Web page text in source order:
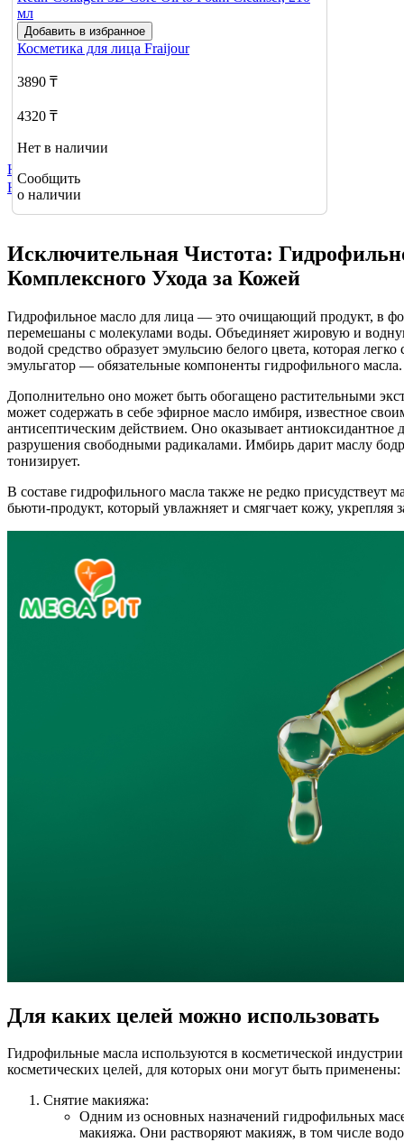
Добавить в избранное
Косметика для лица Fraijour
3890 ₸
4320 ₸
Нет в наличии
Сообщить
о наличии
Не нашли нужный товар?
Нажмите сюда
Исключительная Чистота:
Комплексного Ухода за Кожей
Гидрофильное масло для лица — это очищающий продукт, в
перемешаны с молекулами воды. Объединяет жировую и
водой средство образует эмульсию белого цвета, которая
эмульгатор — обязательные компоненты гидрофильного масла.
Дополнительно оно может быть обогащено растительными
может содержать в себе эфирное масло имбиря, известное
антисептическим действием. Оно оказывает антиоксидантное
разрушения свободными радикалами. Имбирь дарит маслу
тонизирует.
В составе гидрофильного масла также не редко
бьюти-продукт, который увлажняет и смягчает кожу, укрепляя
Для каких целей можно использовать
Гидрофильные масла используются в косметической
косметических целей, для которых они могут быть применены:
Снятие макияжа:
Одним из основных назначений гидрофильных
макияжа. Они растворяют макияж, в том числе